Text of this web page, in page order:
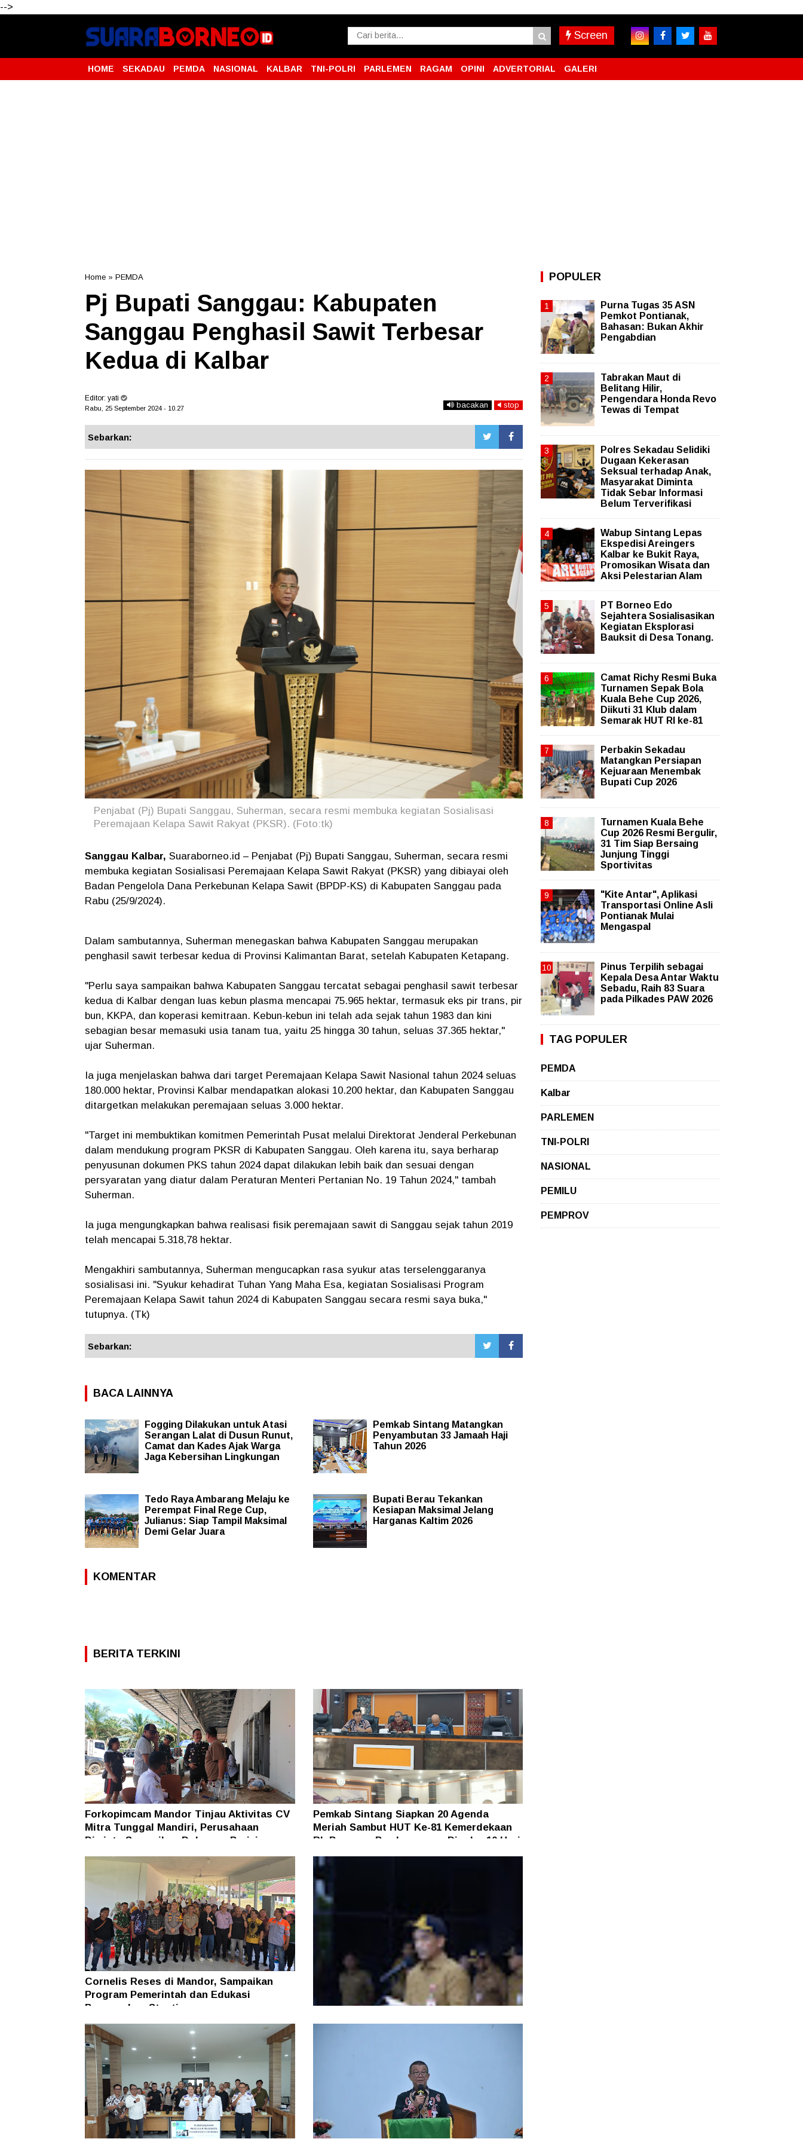
-->
Screen
HOME SEKADAU PEMDA NASIONAL KALBAR TNI-POLRI PARLEMEN RAGAM OPINI ADVERTORIAL GALERI
Home » PEMDA
Pj Bupati Sanggau: Kabupaten
Sanggau Penghasil Sawit Terbesar
Kedua di Kalbar
Editor: yati
Rabu, 25 September 2024 - 10.27 bacakan stop
Sebarkan:
Penjabat (Pj) Bupati Sanggau, Suherman, secara resmi membuka kegiatan Sosialisasi
Peremajaan Kelapa Sawit Rakyat (PKSR). (Foto:tk)
Sanggau Kalbar, Suaraborneo.id – Penjabat (Pj) Bupati Sanggau, Suherman, secara resmi
membuka kegiatan Sosialisasi Peremajaan Kelapa Sawit Rakyat (PKSR) yang dibiayai oleh
Badan Pengelola Dana Perkebunan Kelapa Sawit (BPDP-KS) di Kabupaten Sanggau pada
Rabu (25/9/2024).
Dalam sambutannya, Suherman menegaskan bahwa Kabupaten Sanggau merupakan
penghasil sawit terbesar kedua di Provinsi Kalimantan Barat, setelah Kabupaten Ketapang.
"Perlu saya sampaikan bahwa Kabupaten Sanggau tercatat sebagai penghasil sawit terbesar
kedua di Kalbar dengan luas kebun plasma mencapai 75.965 hektar, termasuk eks pir trans, pir
bun, KKPA, dan koperasi kemitraan. Kebun-kebun ini telah ada sejak tahun 1983 dan kini
sebagian besar memasuki usia tanam tua, yaitu 25 hingga 30 tahun, seluas 37.365 hektar,"
ujar Suherman.
Ia juga menjelaskan bahwa dari target Peremajaan Kelapa Sawit Nasional tahun 2024 seluas
180.000 hektar, Provinsi Kalbar mendapatkan alokasi 10.200 hektar, dan Kabupaten Sanggau
ditargetkan melakukan peremajaan seluas 3.000 hektar.
"Target ini membuktikan komitmen Pemerintah Pusat melalui Direktorat Jenderal Perkebunan
dalam mendukung program PKSR di Kabupaten Sanggau. Oleh karena itu, saya berharap
penyusunan dokumen PKS tahun 2024 dapat dilakukan lebih baik dan sesuai dengan
persyaratan yang diatur dalam Peraturan Menteri Pertanian No. 19 Tahun 2024," tambah
Suherman.
Ia juga mengungkapkan bahwa realisasi fisik peremajaan sawit di Sanggau sejak tahun 2019
telah mencapai 5.318,78 hektar.
Mengakhiri sambutannya, Suherman mengucapkan rasa syukur atas terselenggaranya
sosialisasi ini. "Syukur kehadirat Tuhan Yang Maha Esa, kegiatan Sosialisasi Program
Peremajaan Kelapa Sawit tahun 2024 di Kabupaten Sanggau secara resmi saya buka,"
tutupnya. (Tk)
Sebarkan:
BACA LAINNYA
Fogging Dilakukan untuk Atasi
Serangan Lalat di Dusun Runut,
Camat dan Kades Ajak Warga
Jaga Kebersihan Lingkungan
Pemkab Sintang Matangkan
Penyambutan 33 Jamaah Haji
Tahun 2026
Tedo Raya Ambarang Melaju ke
Perempat Final Rege Cup,
Julianus: Siap Tampil Maksimal
Demi Gelar Juara
Bupati Berau Tekankan
Kesiapan Maksimal Jelang
Harganas Kaltim 2026
KOMENTAR
BERITA TERKINI
Forkopimcam Mandor Tinjau Aktivitas CV
Mitra Tunggal Mandiri, Perusahaan
Diminta Sampaikan Dokumen Perizinan
Pemkab Sintang Siapkan 20 Agenda
Meriah Sambut HUT Ke-81 Kemerdekaan
RI, Pameran Pembangunan Digelar 10 Hari
Cornelis Reses di Mandor, Sampaikan
Program Pemerintah dan Edukasi
Pencegahan Stunting
Di Tengah Efisiensi Anggaran, Pemprov
Kaltara Pastikan TPP ASN Tetap Dibayar
POPULER
Purna Tugas 35 ASN
Pemkot Pontianak,
Bahasan: Bukan Akhir
Pengabdian
Tabrakan Maut di
Belitang Hilir,
Pengendara Honda Revo
Tewas di Tempat
Polres Sekadau Selidiki
Dugaan Kekerasan
Seksual terhadap Anak,
Masyarakat Diminta
Tidak Sebar Informasi
Belum Terverifikasi
Wabup Sintang Lepas
Ekspedisi Areingers
Kalbar ke Bukit Raya,
Promosikan Wisata dan
Aksi Pelestarian Alam
PT Borneo Edo
Sejahtera Sosialisasikan
Kegiatan Eksplorasi
Bauksit di Desa Tonang.
Camat Richy Resmi Buka
Turnamen Sepak Bola
Kuala Behe Cup 2026,
Diikuti 31 Klub dalam
Semarak HUT RI ke-81
Perbakin Sekadau
Matangkan Persiapan
Kejuaraan Menembak
Bupati Cup 2026
Turnamen Kuala Behe
Cup 2026 Resmi Bergulir,
31 Tim Siap Bersaing
Junjung Tinggi
Sportivitas
"Kite Antar", Aplikasi
Transportasi Online Asli
Pontianak Mulai
Mengaspal
Pinus Terpilih sebagai
Kepala Desa Antar Waktu
Sebadu, Raih 83 Suara
pada Pilkades PAW 2026
TAG POPULER
PEMDA
Kalbar
PARLEMEN
TNI-POLRI
NASIONAL
PEMILU
PEMPROV